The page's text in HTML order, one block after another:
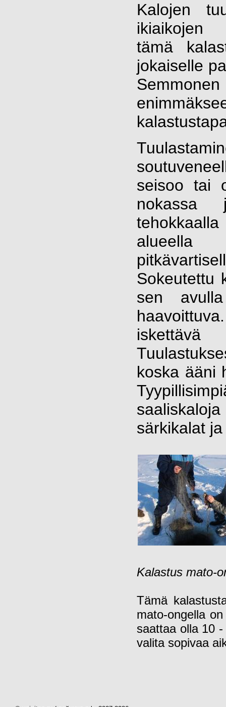
Kalojen
ikiaikojen
tämä
jokaiselle
seisoo tai
nokassa
Sokeutettu
sen
koska ääni
särkikalat
Kalastus mato-
Tämä
mato-ongella
saattaa olla 10
valita sopivaa